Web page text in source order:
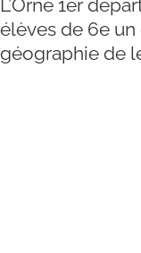
L’Orne 1er
élèves de 6e un
géographie de